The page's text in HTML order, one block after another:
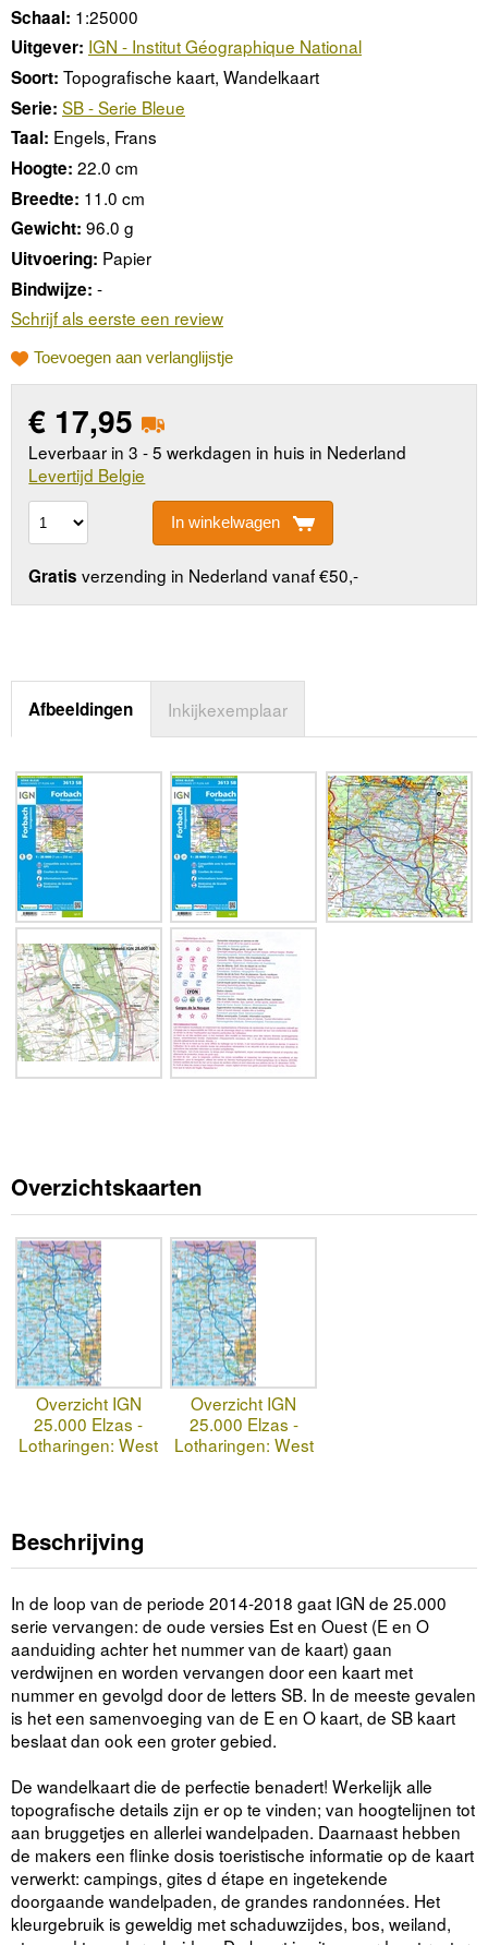
Schaal: 1:25000
Uitgever: IGN - Institut Géographique National
Soort: Topografische kaart, Wandelkaart
Serie: SB - Serie Bleue
Taal: Engels, Frans
Hoogte: 22.0 cm
Breedte: 11.0 cm
Gewicht: 96.0 g
Uitvoering: Papier
Bindwijze: -
Schrijf als eerste een review
Toevoegen aan verlanglijstje
€ 17,95
Leverbaar in 3 - 5 werkdagen in huis in Nederland
Levertijd Belgie
In winkelwagen
Gratis verzending in Nederland vanaf €50,-
Afbeeldingen Inkijkexemplaar
Overzichtskaarten
Overzicht IGN
25.000 Elzas -
Lotharingen: West
Overzicht IGN
25.000 Elzas -
Lotharingen: West
Beschrijving
In de loop van de periode 2014-2018 gaat IGN de 25.000
serie vervangen: de oude versies Est en Ouest (E en O
aanduiding achter het nummer van de kaart) gaan
verdwijnen en worden vervangen door een kaart met
nummer en gevolgd door de letters SB. In de meeste gevalen
is het een samenvoeging van de E en O kaart, de SB kaart
beslaat dan ook een groter gebied.
De wandelkaart die de perfectie benadert! Werkelijk alle
topografische details zijn er op te vinden; van hoogtelijnen tot
aan bruggetjes en allerlei wandelpaden. Daarnaast hebben
de makers een flinke dosis toeristische informatie op de kaart
verwerkt: campings, gites d étape en ingetekende
doorgaande wandelpaden, de grandes randonnées. Het
kleurgebruik is geweldig met schaduwzijdes, bos, weiland,